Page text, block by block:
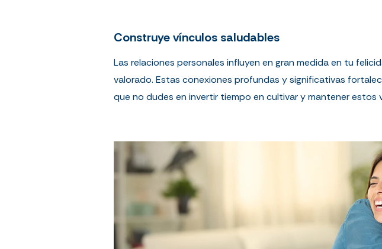
Construye vínculos saludables
Las relaciones personales influyen en gran medida en tu
valorado. Estas conexiones profundas y significativas
que no dudes en invertir tiempo en cultivar y mantener